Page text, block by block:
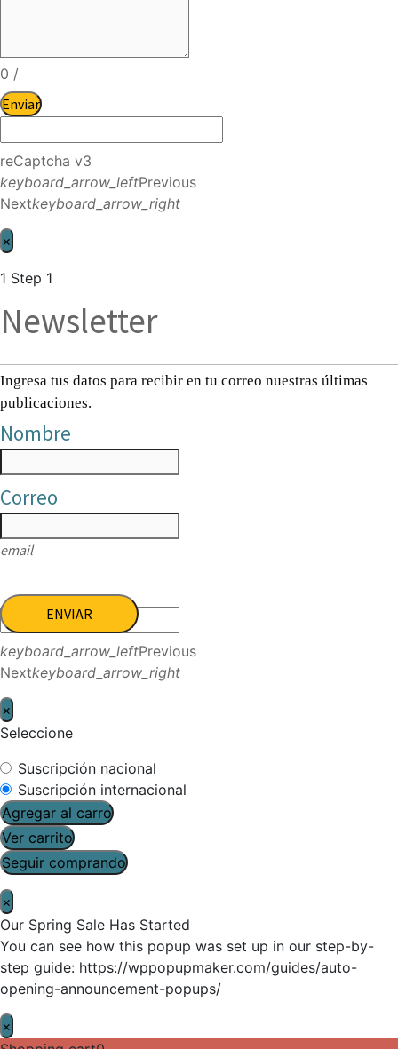
0 /
Enviar
reCaptcha v3
keyboard_arrow_leftPrevious
Nextkeyboard_arrow_right
×
1 Step 1
Newsletter
Ingresa tus datos para recibir en tu correo nuestras últimas
publicaciones.
Nombre
Correo
email
ENVIAR
keyboard_arrow_leftPrevious
Nextkeyboard_arrow_right
×
Seleccione
Suscripción nacional
Suscripción internacional
Agregar al carro
Ver carrito
Seguir comprando
×
Our Spring Sale Has Started
You can see how this popup was set up in our step-by-
step guide: https://wppopupmaker.com/guides/auto-
opening-announcement-popups/
×